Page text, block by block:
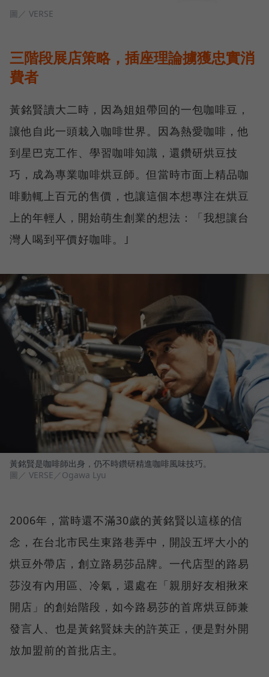
圖／ VERSE
三階段展店策略，插座理論擄獲忠實消
費者
黃銘賢讀大二時，因為姐姐帶回的一包咖啡豆，
讓他自此一頭栽入咖啡世界。因為熱愛咖啡，他
到星巴克工作、學習咖啡知識，還鑽研烘豆技
巧，成為專業咖啡烘豆師。但當時市面上精品咖
啡動輒上百元的售價，也讓這個本想專注在烘豆
上的年輕人，開始萌生創業的想法：「我想讓台
灣人喝到平價好咖啡。｣
黃銘賢是咖啡師出身，仍不時鑽研精進咖啡風味技巧。
圖／ VERSE／Ogawa Lyu
2006年，當時還不滿30歲的黃銘賢以這樣的信
念，在台北市民生東路巷弄中，開設五坪大小的
烘豆外帶店，創立路易莎品牌。一代店型的路易
莎沒有內用區、冷氣，還處在「親朋好友相揪來
開店」的創始階段，如今路易莎的首席烘豆師兼
發言人、也是黃銘賢妹夫的許英正，便是對外開
放加盟前的首批店主。